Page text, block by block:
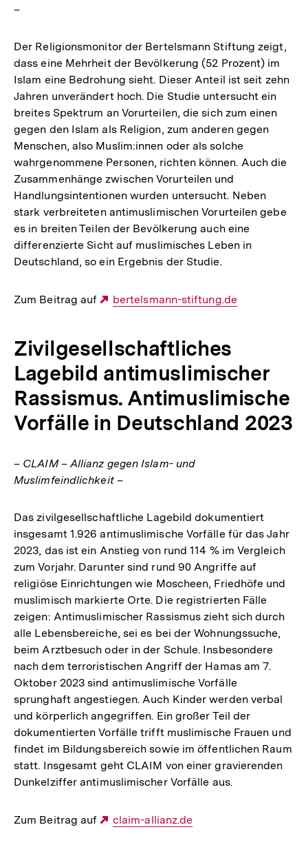
–
Der Religionsmonitor der Bertelsmann Stiftung zeigt,
dass eine Mehrheit der Bevölkerung (52 Prozent) im
Islam eine Bedrohung sieht. Dieser Anteil ist seit zehn
Jahren unverändert hoch. Die Studie untersucht ein
breites Spektrum an Vorurteilen, die sich zum einen
gegen den Islam als Religion, zum anderen gegen
Menschen, also Muslim:innen oder als solche
wahrgenommene Personen, richten können. Auch die
Zusammenhänge zwischen Vorurteilen und
Handlungsintentionen wurden untersucht. Neben
stark verbreiteten antimuslimischen Vorurteilen gebe
es in breiten Teilen der Bevölkerung auch eine
differenzierte Sicht auf muslimisches Leben in
Deutschland, so ein Ergebnis der Studie.
Zum Beitrag auf
Externer
bertelsmann-stiftung.de
Zivilgesellschaftliches
Lagebild antimuslimischer
Rassismus. Antimuslimische
Vorfälle in Deutschland 2023
– CLAIM – Allianz gegen Islam- und
Muslimfeindlichkeit –
Das zivilgesellschaftliche Lagebild dokumentiert
insgesamt 1.926 antimuslimische Vorfälle für das Jahr
2023, das ist ein Anstieg von rund 114 % im Vergleich
zum Vorjahr. Darunter sind rund 90 Angriffe auf
religiöse Einrichtungen wie Moscheen, Friedhöfe und
muslimisch markierte Orte. Die registrierten Fälle
zeigen: Antimuslimischer Rassismus zieht sich durch
alle Lebensbereiche, sei es bei der Wohnungssuche,
beim Arztbesuch oder in der Schule. Insbesondere
nach dem terroristischen Angriff der Hamas am 7.
Oktober 2023 sind antimuslimische Vorfälle
sprunghaft angestiegen. Auch Kinder werden verbal
und körperlich angegriffen. Ein großer Teil der
dokumentierten Vorfälle trifft muslimische Frauen und
findet im Bildungsbereich sowie im öffentlichen Raum
statt. Insgesamt geht CLAIM von einer gravierenden
Dunkelziffer antimuslimischer Vorfälle aus.
Zum Beitrag auf
Externer
claim-allianz.de